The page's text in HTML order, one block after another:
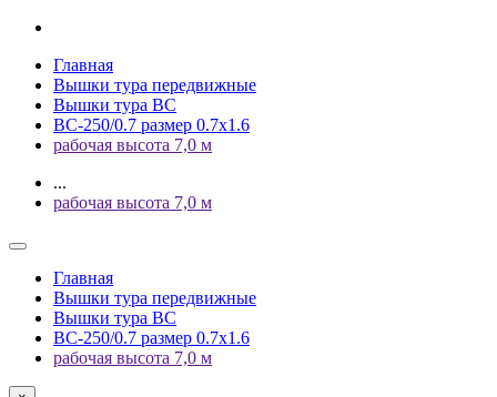
Главная
Вышки тура передвижные
Вышки тура ВС
ВС-250/0.7 размер 0.7х1.6
рабочая высота 7,0 м
...
рабочая высота 7,0 м
Главная
Вышки тура передвижные
Вышки тура ВС
ВС-250/0.7 размер 0.7х1.6
рабочая высота 7,0 м